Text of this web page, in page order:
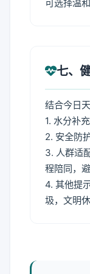
可选择温
七、
结合今日
1. 水分补
2. 安全防护
3. 人群适
程陪同，
4. 其他提
圾，文明休